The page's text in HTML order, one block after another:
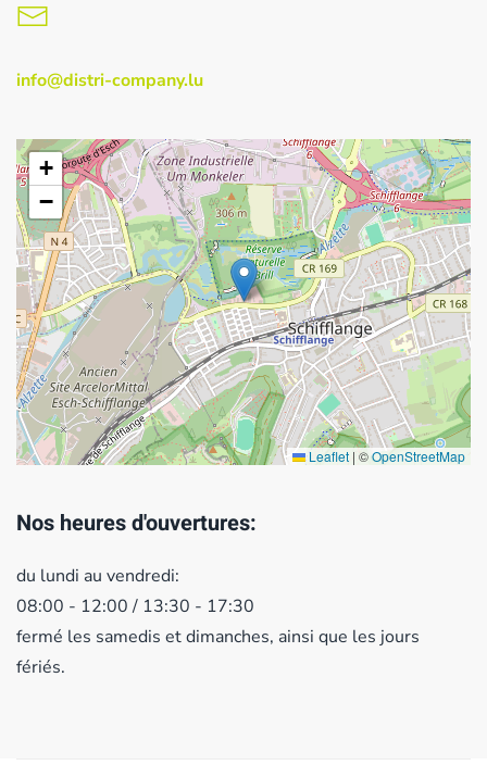
info@distri-company.lu
+
−
Leaflet | ©OpenStreetMap
Nos heures d'ouvertures:
du lundi au vendredi:
08:00 - 12:00 / 13:30 - 17:30
fermé les samedis et dimanches, ainsi que les jours
fériés.